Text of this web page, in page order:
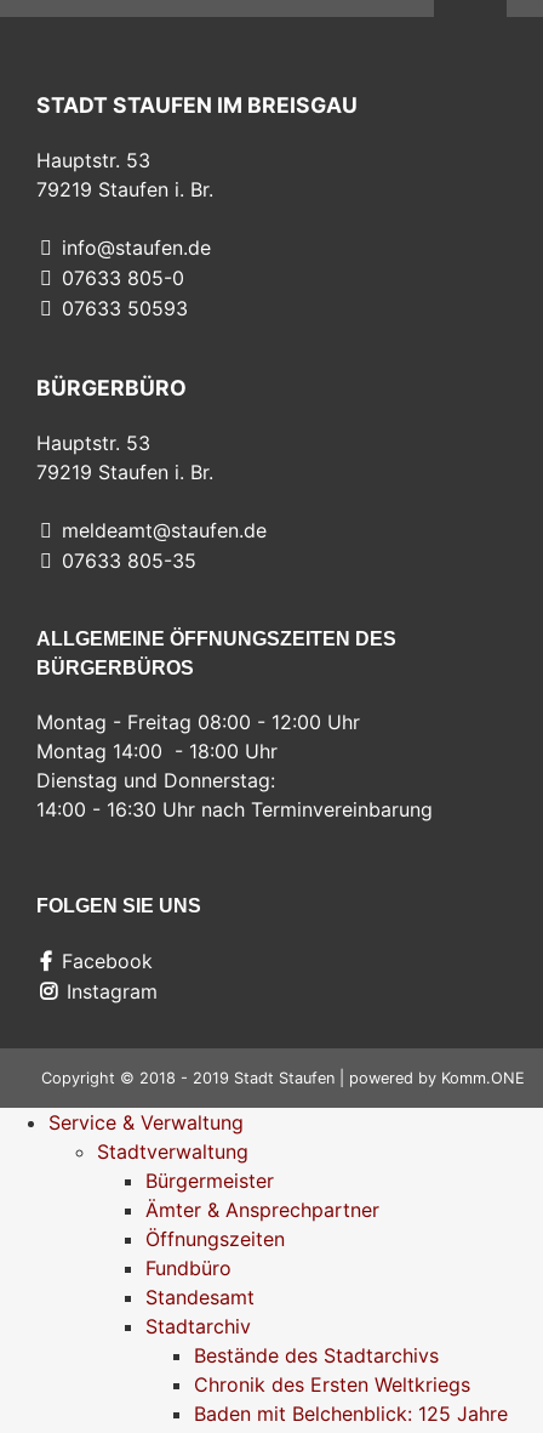
STADT STAUFEN IM BREISGAU
Hauptstr. 53
79219 Staufen i. Br.
info@staufen.de
07633 805-0
07633 50593
BÜRGERBÜRO
Hauptstr. 53
79219 Staufen i. Br.
meldeamt@staufen.de
07633 805-35
ALLGEMEINE ÖFFNUNGSZEITEN DES
BÜRGERBÜROS
Montag - Freitag 08:00 - 12:00 Uhr
Montag 14:00 - 18:00 Uhr
Dienstag und Donnerstag:
14:00 - 16:30 Uhr nach Terminvereinbarung
FOLGEN SIE UNS
Facebook
Instagram
Copyright © 2018 - 2019 Stadt Staufen | powered by Komm.ONE
Service & Verwaltung
Stadtverwaltung
Bürgermeister
Ämter & Ansprechpartner
Öffnungszeiten
Fundbüro
Standesamt
Stadtarchiv
Bestände des Stadtarchivs
Chronik des Ersten Weltkriegs
Baden mit Belchenblick: 125 Jahre